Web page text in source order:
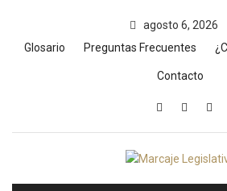
content
agosto 6, 2026
Glosario
Preguntas Frecuentes
Contacto